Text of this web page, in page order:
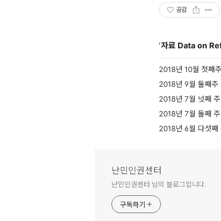
공감
'자료 Data on
2018년 10월 첫째
2018년 9월 둘째
2018년 7월 넷째
2018년 7월 둘째
2018년 6월 다섯
난민인권센터
난민인권센터 님의 블로그입니다.
구독하기